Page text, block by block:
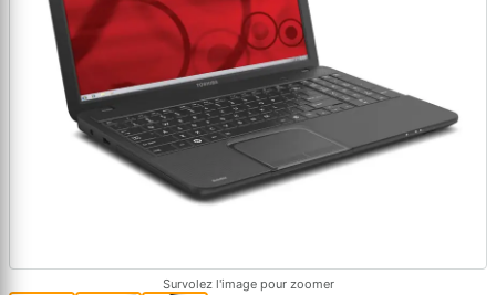
Survolez l'image pour zoomer